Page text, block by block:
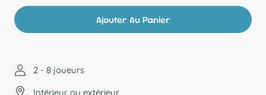
Ajouter Au Panier
2 - 8 joueurs
Intérieur ou extérieur